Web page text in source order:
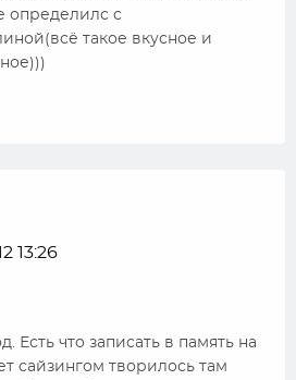
определилс с
такое вкусное и
13:26
Есть что записать в память на
сайзингом творилось там